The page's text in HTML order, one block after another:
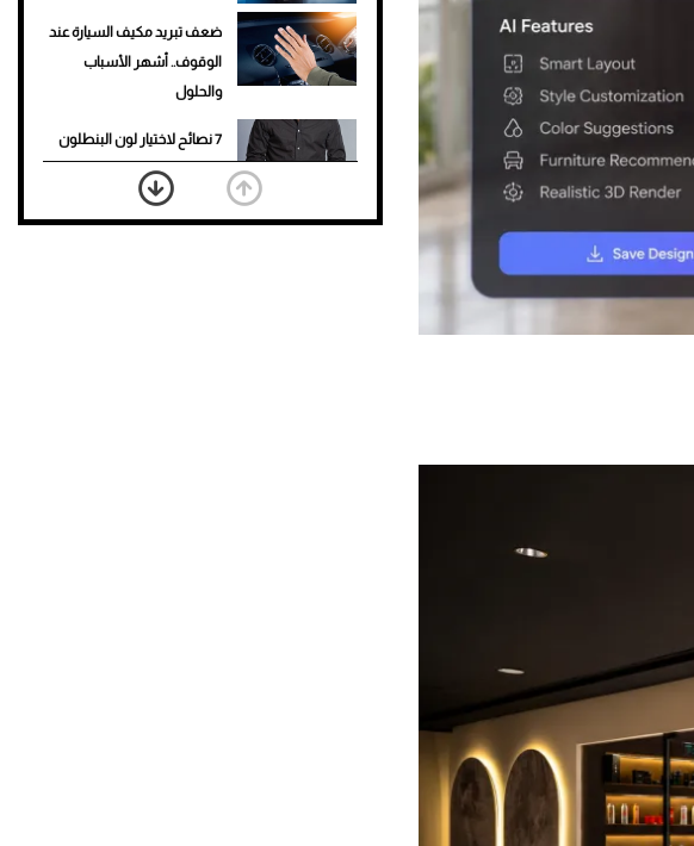
ضعف تبريد مكيف السيارة عند
الوقوف.. أشهر الأسباب
والحلول
7 نصائح لاختيار لون البنطلون
المناسب للقميص الأسود
نرى المستقبل من خلال